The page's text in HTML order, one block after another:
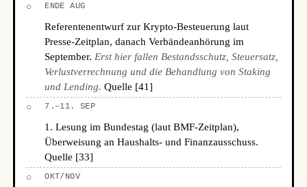
○ ENDE AUG
Referentenentwurf zur Krypto-Besteuerung laut
Presse-Zeitplan, danach Verbändeanhörung im
September. Erst hier fallen Bestandsschutz, Steuersatz,
Verlustverrechnung und die Behandlung von Staking
und Lending. Quelle [41]
○ 7.–11. SEP
1. Lesung im Bundestag (laut BMF-Zeitplan),
Überweisung an Haushalts- und Finanzausschuss.
Quelle [33]
○ OKT/NOV